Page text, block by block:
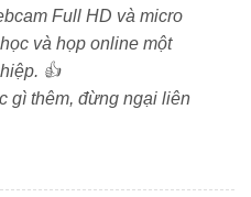
đi kèm card rời NVIDIA
thế khi bạn cần xử lý ảnh,
kế 2D nhẹ.
Full HD và micro
và họp online một
👍
gì thêm, đừng ngại liên